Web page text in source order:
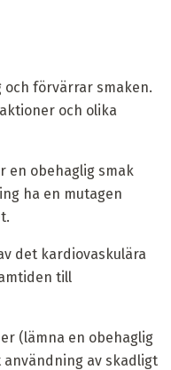
förvärrar smaken.
och olika
en obehaglig smak
ha en mutagen
det kardiovaskulära
till
(lämna en obehaglig
av skadligt